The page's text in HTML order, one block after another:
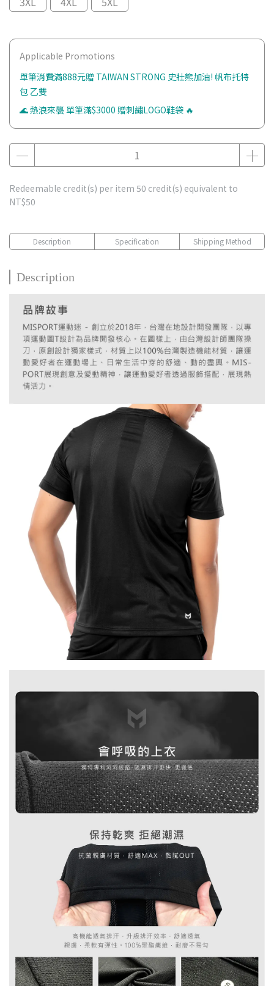
Applicable Promotions
單筆消費滿888元贈 TAIWAN STRONG 史壯熊加油! 帆布托特
包 乙雙
🌊 熱浪來襲 單筆滿$3000 贈刺繡LOGO鞋袋 🔥
Redeemable credit(s) per item 50 credit(s) equivalent to
NT$50
Description Specification Shipping Method
Description